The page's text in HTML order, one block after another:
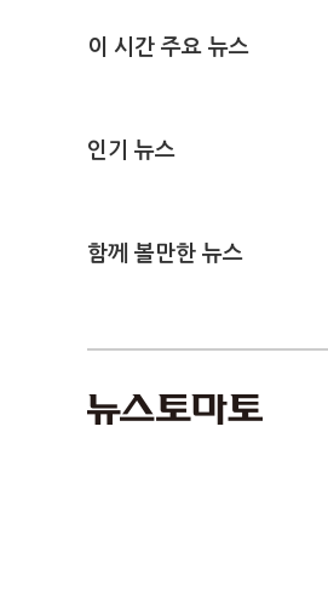
이 시간 주요 뉴스
인기 뉴스
함께 볼만한 뉴스